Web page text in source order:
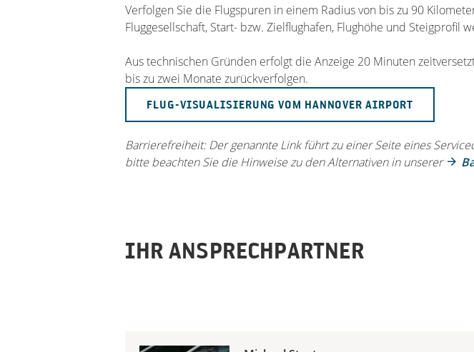
Verfolgen Sie die Flugspuren in einem Radius von bis zu 90
Fluggesellschaft, Start- bzw. Zielflughafen, Flughöhe und Steigprofil
Aus technischen Gründen erfolgt die Anzeige 20 Minuten
bis zu zwei Monate zurückverfolgen.
FLUG-VISUALISIERUNG VOM HANNOVER AIRPORT
Barrierefreiheit: Der genannte Link führt zu einer Seite eines
bitte beachten Sie die Hinweise zu den Alternativen in unserer
IHR ANSPRECHPARTNER